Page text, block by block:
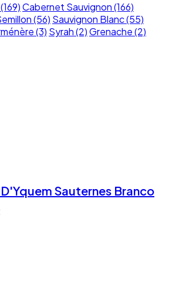
Cabernet Sauvignon (166)
(56) Sauvignon Blanc (55)
(3) Syrah (2)Grenache (2)
Sauternes Branco